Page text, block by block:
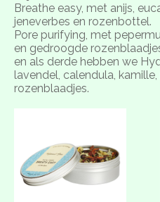
Breathe easy, met anijs,
jeneverbes en rozenbottel.
Pore purifying, met
en gedroogde
en als derde hebben we
lavendel, calendula,
rozenblaadjes.